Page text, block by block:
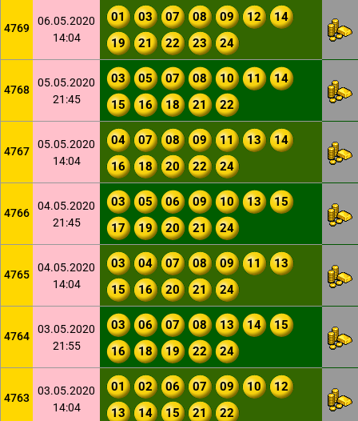
4769
06.05.2020
14:04
01 03 07 08 09 12
14
19
21 22 23 24
4768
05.05.2020
21:45
03 05 07 08 10 11
14
15
16 18 21 22
4767
05.05.2020
14:04
04 07 08 09 11 13
14
16
18 20 22 24
4766
04.05.2020
21:45
03 05 06 09 10 13
15
17
19 20 21 24
4765
04.05.2020
14:04
03 04 07 08 09 11
13
15
16 20 21 24
4764
03.05.2020
21:55
03 06 07 08 13 14
15
16
18 19 22 24
4763
03.05.2020
14:04
01 02 06 07 09 10
12
13
14 15 21 22